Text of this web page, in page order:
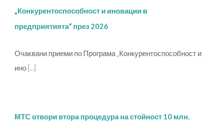
„Конкурентоспособност и иновации в
предприятията“ през 2026
Очаквани приеми по Програма „Конкурентоспособност и
ино [...]
МТС отвори втора процедура на стойност 10 млн.